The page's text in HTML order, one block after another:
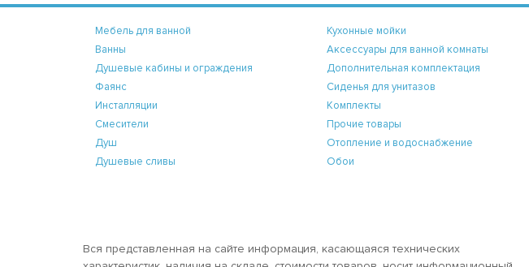
Мебель для ванной
Ванны
Душевые кабины и ограждения
Фаянс
Инсталляции
Смесители
Душ
Душевые сливы
Кухонные мойки
Аксессуары для ванной комнаты
Дополнительная комплектация
Сиденья для унитазов
Комплекты
Прочие товары
Отопление и водоснабжение
Обои
Вся представленная на сайте информация, касающаяся технических